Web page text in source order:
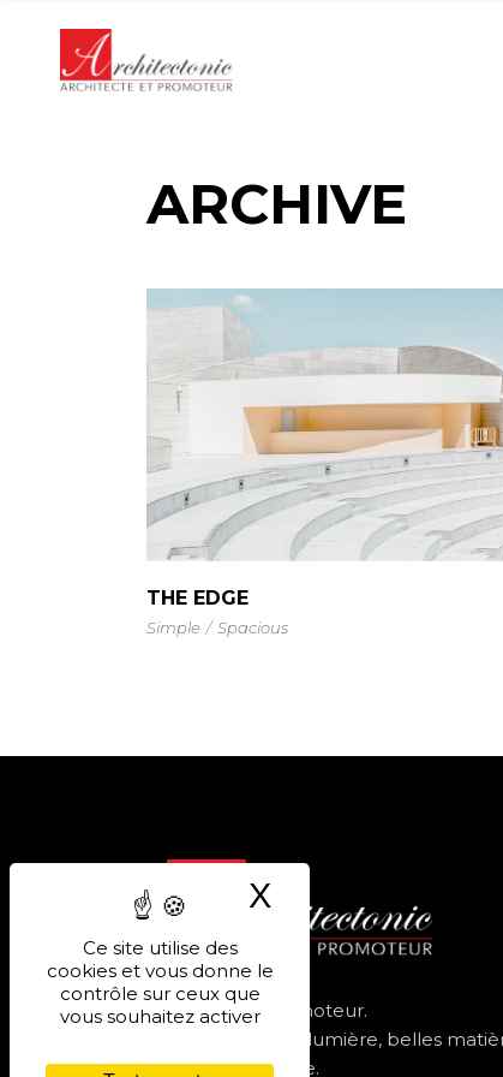
Ce site utilise des
cookies et vous donne le
contrôle sur ceux que
vous souhaitez activer
X Masquer le
ARCHIVE
THE EDGE
Simple Spacious
ARCHITECTONIC
Architectes avant d’être promoteur.
Résidences contemporaines, lumière, belles
adresses choisies en Provence.